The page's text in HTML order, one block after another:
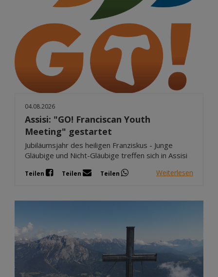
04.08.2026
Assisi: "GO! Franciscan Youth
Meeting" gestartet
Jubiläumsjahr des heiligen Franziskus - Junge
Gläubige und Nicht-Gläubige treffen sich in Assisi
Teilen Teilen Teilen Weiterlesen